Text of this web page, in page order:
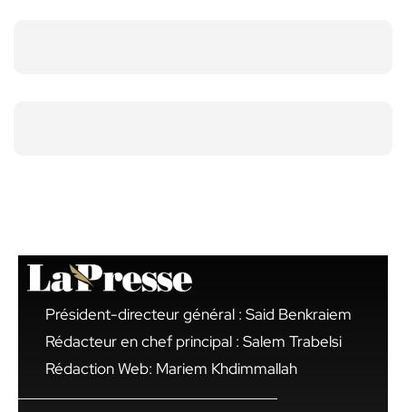
Président-directeur général : Said Benkraiem
Rédacteur en chef principal : Salem Trabelsi
Rédaction Web: Mariem Khdimmallah